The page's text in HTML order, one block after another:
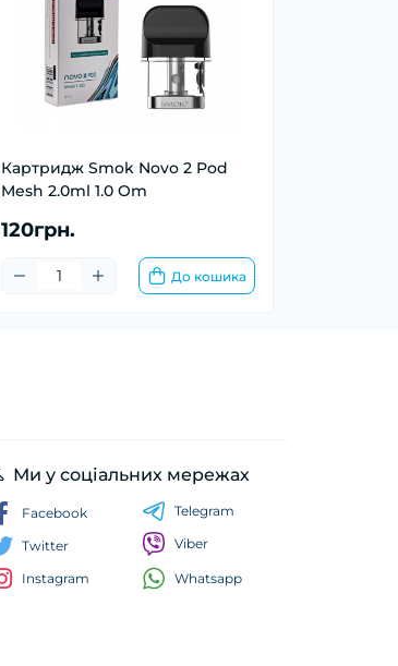
Картридж Smok Novo 2 Pod
Mesh 2.0ml 1.0 Om
120грн.
До кошика
Ми у соціальних мережах
Facebook
Twitter
Instagram
Telegram
Viber
Whatsapp